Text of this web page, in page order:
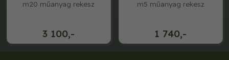
3 100,-
m20 műanyag rekesz
1 740,-
m5 műanyag rekesz